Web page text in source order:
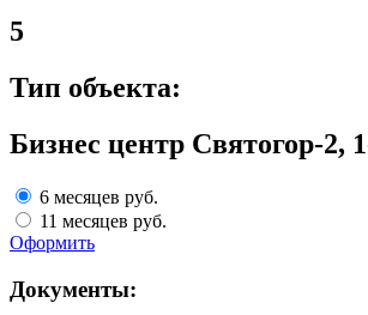
5
Тип объекта:
Бизнес центр Святогор-2,
6 месяцев руб.
11 месяцев руб.
Оформить
Документы: